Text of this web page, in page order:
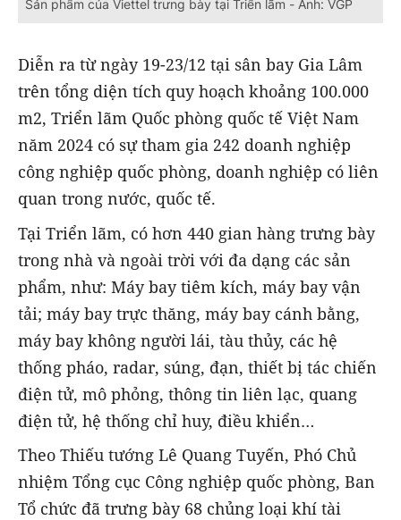
Sản phẩm của Viettel trưng bày tại Triển lãm - Ảnh: VGP
Diễn ra từ ngày 19-23/12 tại sân bay Gia Lâm
trên tổng diện tích quy hoạch khoảng 100.000
m2, Triển lãm Quốc phòng quốc tế Việt Nam
năm 2024 có sự tham gia 242 doanh nghiệp
công nghiệp quốc phòng, doanh nghiệp có liên
quan trong nước, quốc tế.
Tại Triển lãm, có hơn 440 gian hàng trưng bày
trong nhà và ngoài trời với đa dạng các sản
phẩm, như: Máy bay tiêm kích, máy bay vận
tải; máy bay trực thăng, máy bay cánh bằng,
máy bay không người lái, tàu thủy, các hệ
thống pháo, radar, súng, đạn, thiết bị tác chiến
điện tử, mô phỏng, thông tin liên lạc, quang
điện tử, hệ thống chỉ huy, điều khiển…
Theo Thiếu tướng Lê Quang Tuyến, Phó Chủ
nhiệm Tổng cục Công nghiệp quốc phòng, Ban
Tổ chức đã trưng bày 68 chủng loại khí tài